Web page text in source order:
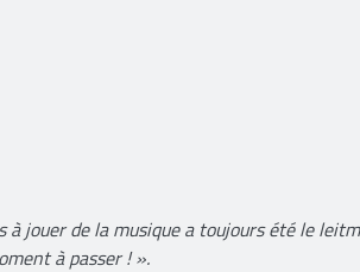
à jouer de la musique a toujours été le
à passer ! ».